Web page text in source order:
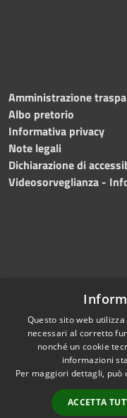
Amministrazione
Albo pretorio
Informativa privacy
Note legali
Dichiarazione di
Videosorveglianza -
Accessibilità
Privacy
Mappa del sito
Questo sito web
necessari al corretto
nonché un cookie
informazioni
Per maggiori dettagli, può
ACCETTA